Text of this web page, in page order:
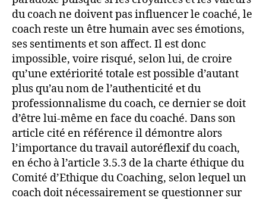
du coach ne doivent pas influencer le coaché, le
coach reste un être humain avec ses émotions,
ses sentiments et son affect. Il est donc
impossible, voire risqué, selon lui, de croire
qu’une extériorité totale est possible d’autant
plus qu’au nom de l’authenticité et du
professionnalisme du coach, ce dernier se doit
d’être lui-même en face du coaché. Dans son
article cité en référence il démontre alors
l’importance du travail autoréflexif du coach,
en écho à l’article 3.5.3 de la charte éthique du
Comité d’Ethique du Coaching, selon lequel un
coach doit nécessairement se questionner sur